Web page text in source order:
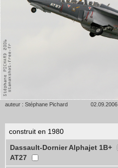
auteur : Stéphane Pichard 02.09.2006
construit en 1980
Dassault-Dornier Alphajet 1B+
AT27